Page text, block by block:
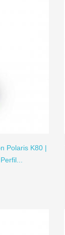
Polaris K80 |